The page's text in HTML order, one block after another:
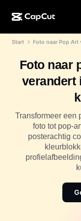
CapCut Mobiel
Dreamina AI
Pippit-AI
AI-ontwerp
AI-
AI-
AI-
Dreamina
Nano Banana
AI-tools
Video-editor en
Meer
Effectsjablonen
Community
Partners
Creatief
CapCut
Start Foto naar Pop
Foto naar
verandert
Transformeer een
foto tot pop-
posterachtig